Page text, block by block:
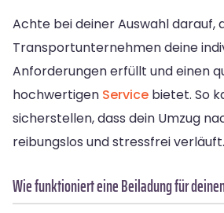
Achte bei deiner Auswahl darauf,
Transportunternehmen deine
Anforderungen erfüllt und einen
hochwertigen Service bietet. So
sicherstellen, dass dein Umzug
reibungslos und stressfrei verläuft.
Wie funktioniert eine Beiladung für